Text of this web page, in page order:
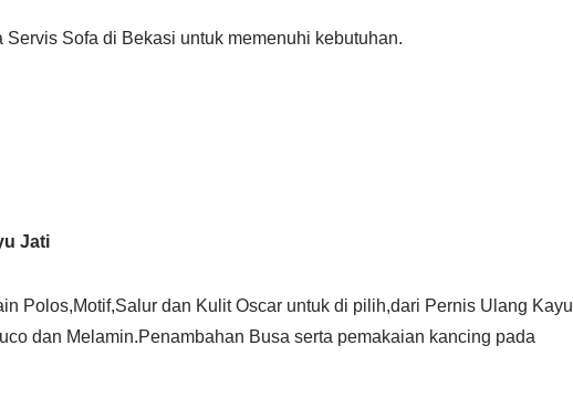
Sofa di Bekasi untuk memenuhi kebutuhan.
Jati
Polos,Motif,Salur dan Kulit Oscar untuk di pilih,dari Pernis Ulang Kayu
dan Melamin.Penambahan Busa serta pemakaian kancing pada